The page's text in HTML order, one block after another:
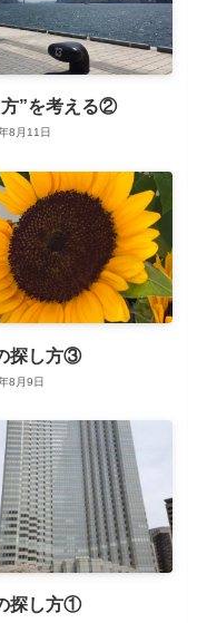
方”を考える②
8月11日
探し方③
8月9日
探し方①